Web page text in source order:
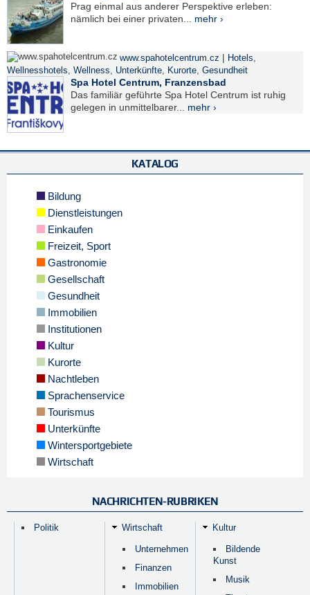
Prag einmal aus anderer Perspektive erleben:
nämlich bei einer privaten... mehr ›
www.spahotelcentrum.cz | Hotels,
Wellnesshotels, Wellness, Unterkünfte, Kurorte, Gesundheit
Spa Hotel Centrum, Franzensbad
Das familiär geführte Spa Hotel Centrum ist ruhig
gelegen in unmittelbarer... mehr ›
KATALOG
Bildung
Dienstleistungen
Einkaufen
Freizeit, Sport
Gastronomie
Gesellschaft
Gesundheit
Immobilien
Institutionen
Kultur
Kurorte
Nachtleben
Sprachenservice
Tourismus
Unterkünfte
Wintersportgebiete
Wirtschaft
NACHRICHTEN-RUBRIKEN
Politik Wirtschaft
Unternehmen
Finanzen
Immobilien
Kultur
Bildende
Kunst
Musik